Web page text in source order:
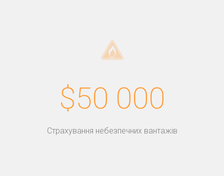
$50 000
Страхування небезпечних вантажів